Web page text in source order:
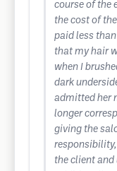
course of the
the cost of
paid less
that my hair
when I
dark
admitted her
longer
giving the
the client and